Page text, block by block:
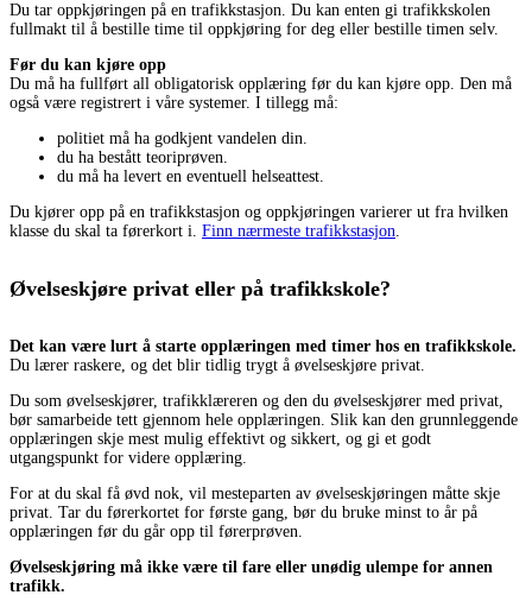
Du tar oppkjøringen på en trafikkstasjon. Du kan enten gi trafikkskolen
fullmakt til å bestille time til oppkjøring for deg eller bestille timen selv.
Før du kan kjøre opp
Du må ha fullført all obligatorisk opplæring før du kan kjøre opp. Den må
også være registrert i våre systemer. I tillegg må:
politiet må ha godkjent vandelen din.
du ha bestått teoriprøven.
du må ha levert en eventuell helseattest.
Du kjører opp på en trafikkstasjon og oppkjøringen varierer ut fra hvilken
klasse du skal ta førerkort i. Finn nærmeste trafikkstasjon
Øvelseskjøre privat eller på trafikkskole?
Det kan være lurt å starte opplæringen med timer hos en trafikkskole.
Du lærer raskere, og det blir tidlig trygt å øvelseskjøre privat.
Du som øvelseskjører, trafikklæreren og den du øvelseskjører med privat,
bør samarbeide tett gjennom hele opplæringen. Slik kan den grunnleggende
opplæringen skje mest mulig effektivt og sikkert, og gi et godt
utgangspunkt for videre opplæring.
For at du skal få øvd nok, vil mesteparten av øvelseskjøringen måtte skje
privat. Tar du førerkortet for første gang, bør du bruke minst to år på
opplæringen før du går opp til førerprøven.
Øvelseskjøring må ikke være til fare eller unødig ulempe for annen
trafikk.